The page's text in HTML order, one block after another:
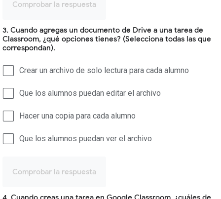
Comprobar la respuesta
3. Cuando agregas un documento de Drive a una tarea de
Classroom, ¿qué opciones tienes? (Selecciona todas las que
correspondan).
Crear un archivo de solo lectura para cada alumno
Que los alumnos puedan editar el archivo
Hacer una copia para cada alumno
Que los alumnos puedan ver el archivo
Comprobar la respuesta